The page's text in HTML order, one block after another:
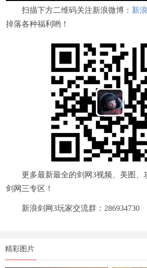
扫描下方二维码关注新浪微博： 新
掉落各种福利哟！
更多最新最全的剑网3视频、美图、
剑网三专区！
新浪剑网3玩家交流群：286934730
精彩图片